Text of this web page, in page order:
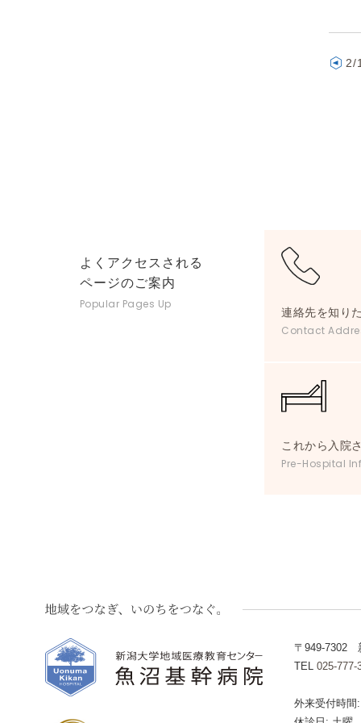
2/
よくアクセスされる
ページのご案内
Popular Pages Up
連絡先を知り
Contact
これから入院
Pre-Hospital
〒949-7302
TEL 025-777-
外来受付時間: